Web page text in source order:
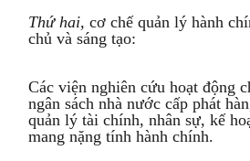
Thứ hai, cơ chế quản lý hành
chủ và sáng tạo:
Các viện nghiên cứu hoạt động
ngân sách nhà nước cấp phát
quản lý tài chính, nhân sự, kế
mang nặng tính hành chính.